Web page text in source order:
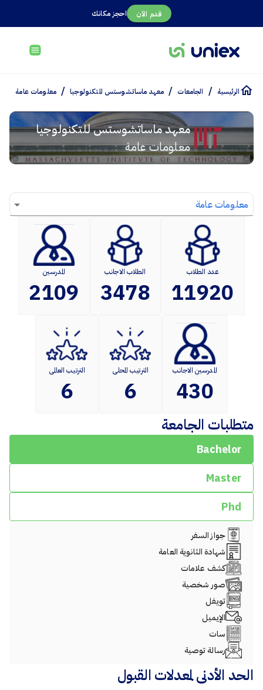
احجز مكانك قدم الآن
الرئيسية / الجامعات / معهد ماساتشوستس للتكنولوجيا / معلومات عامة
معهد ماساتشوستس للتكنولوجيا
معلومات عامة
معلومات عامة
عدد الطلاب
11920
الطلاب الاجانب
3478
المدرسين
2109
المدرسين الاجانب
430
الترتيب المحلى
6
الترتيب العالمى
6
متطلبات الجامعة
Bachelor
Master
Phd
جواز السفر
شهادة الثانوية العامة
كشف علامات
صور شخصية
تويفل
الإيميل
سات
رسالة توصية
الحد الأدنى لمعدلات القبول